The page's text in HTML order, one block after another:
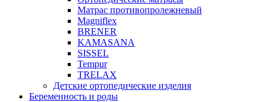
Матрас противопролежневый
Magniflex
BRENER
KAMASANA
SISSEL
Tempur
TRELAX
Детские ортопедические изделия
Беременность и роды